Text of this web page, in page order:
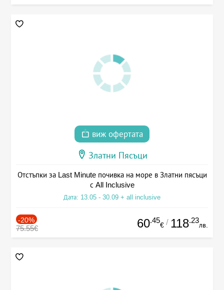
виж офертата
Златни Пясъци
Отстъпки за Last Minute почивка на море в Златни пясъци
с All Inclusive
Дата: 13.05 - 30.09 + all inclusive
-20%
75.55€ 60.45
€ / 118.23
лв.